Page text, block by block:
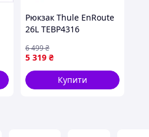
Рюкзак Thule EnRoute
26L TEBP4316
5 319 ₴
6 499₴
Купити